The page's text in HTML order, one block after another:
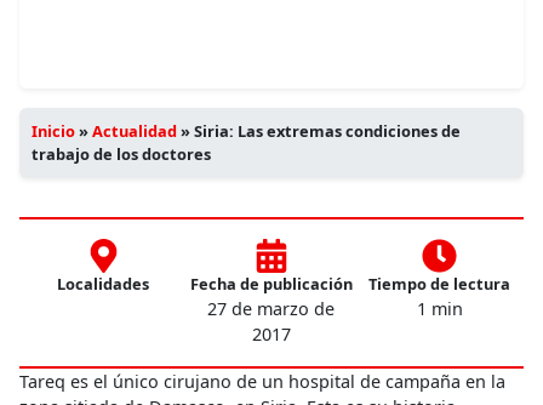
Inicio»Actualidad»Siria: Las extremas condiciones de
trabajo de los doctores
Localidades Fecha de publicación
27 de marzo de
2017
Tiempo de lectura
1 min
Tareq es el único cirujano de un hospital de campaña en la